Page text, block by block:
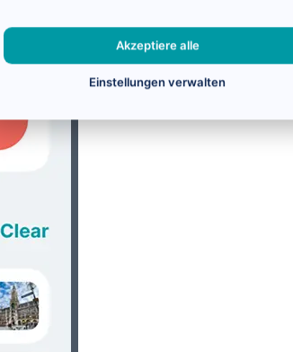
Akzeptiere alle
Einstellungen verwalten